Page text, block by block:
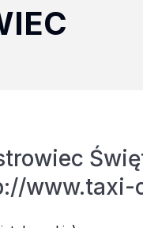
www.taxi-